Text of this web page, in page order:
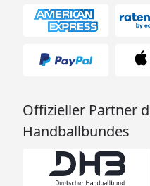
Offizieller Partner
Handballbundes